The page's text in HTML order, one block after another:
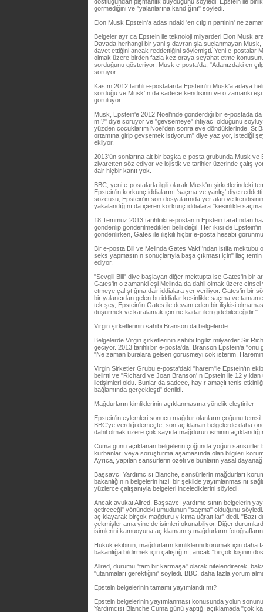
görmediğini ve "yalanlarına kandığını" söyledi.
Elon Musk Epstein'a adasındaki 'en çılgın partinin' ne
Belgeler ayrıca Epstein ile teknoloji milyarderi Elon Musk
Davada herhangi bir yanlış davranışla suçlanmayan
davet ettiğini ancak reddettiğini söylemişti. Yeni e-postalar
olmak üzere birden fazla kez oraya seyahat etme
sorduğunu gösteriyor: Musk e-posta'da, "Adanızdaki en
soruyor.
Kasım 2012 tarihli e-postalarda Epstein'in Musk'a adaya
sorduğu ve Musk'ın da sadece kendisinin ve o zamanki
görülüyor.
Musk, Epstein'e 2012 Noel'inde gönderdiği bir e-postada
mı?" diye soruyor ve "gevşemeye" ihtiyacı olduğunu
yüzden çocuklarım Noel'den sonra eve döndüklerinde, St
ortamına girip gevşemek istiyorum" diye yazıyor, istediği
ekliyor.
2013'ün sonlarına ait bir başka e-posta grubunda Musk ve
ziyaretten söz ediyor ve lojistik ve tarihler üzerinde
dair hiçbir kanıt yok.
BBC, yeni e-postalarla ilgili olarak Musk'ın şirketlerindeki
Epstein'in korkunç iddialarını 'saçma ve yanlış' diye
sözcüsü, Epstein'in son dosyalarında yer alan ve
yakalandığını da içeren korkunç iddialara "kesinlikle
18 Temmuz 2013 tarihli iki e-postanın Epstein tarafından
gönderilip gönderilmedikleri belli değil. Her ikisi de
gönderilirken, Gates ile ilişkili hiçbir e-posta hesabı
Bir e-posta Bill ve Melinda Gates Vakfı'ndan istifa mektubu
seks yapmasının sonuçlarıyla başa çıkması için" ilaç
ediyor.
"Sevgili Bill" diye başlayan diğer mektupta ise Gates'in bir
Gates'in o zamanki eşi Melinda da dahil olmak üzere
etmeye çalıştığına dair iddialara yer veriliyor. Gates'in bir
bir yalancıdan gelen bu iddialar kesinlikle saçma ve
tek şey, Epstein'in Gates ile devam eden bir ilişkisi
düşürmek ve karalamak için ne kadar ileri gidebileceğidir."
Virgin şirketlerinin sahibi Branson da belgelerde
Belgelerde Virgin şirketlerinin sahibi İngiliz milyarder Sir
geçiyor. 2013 tarihli bir e-posta'da, Branson Epstein'a
"Ne zaman buralara gelsen görüşmeyi çok isterim.
Virgin Şirketler Grubu e-posta'daki "harem"le Epstein'ın
belirtti ve "Richard ve Joan Branson'ın Epstein ile 12
iletişimleri oldu. Bunlar da sadece, hayır amaçlı tenis
bağlamında gerçekleşti" denildi.
Mağdurların kimliklerinin açıklanmasına yönelik eleştiriler
Epstein'in eylemleri sonucu mağdur olanların çoğunu temsil
BBC'ye verdiği demeçte, son açıklanan belgelerde daha
dahil olmak üzere çok sayıda mağdurun isminin
Cuma günü açıklanan belgelerin çoğunda yoğun sansürler
kurbanları veya soruşturma aşamasında olan bilgileri
Ayrıca, yapılan sansürlerin özeti ve bunların yasal
Başsavcı Yardımcısı Blanche, sansürlerin mağdurları
bakanlığının belgelerin hızlı bir şekilde yayımlanmasını
yüzlerce çalışanıyla belgeleri incelediklerini söyledi.
Ancak avukat Allred, Başsavcı yardımcısının belgelerin
getireceği" yönündeki umudunun "saçma" olduğunu
açıklayarak birçok mağduru yıkıma uğrattılar" dedi. "Bazı
çekmişler ama yine de isimleri okunabiliyor. Diğer
isimlerini kamuoyuna açıklamamış mağdurların
Hukuk ekibinin, mağdurların kimliklerini korumak için daha
bakanlığa bildirmek için çalıştığını, ancak "birçok kişinin
Allred, durumu "tam bir karmaşa" olarak nitelendirerek,
"utanmaları gerektiğini" söyledi. BBC, daha fazla yorum
Epstein belgelerinin tamamı yayımlandı mı?
Epstein belgelerinin yayımlanması konusunda yolun
Yardımcısı Blanche Cuma günü yaptığı açıklamada "çok